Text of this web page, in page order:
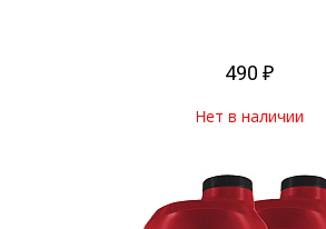
490 ₽
Нет в наличии